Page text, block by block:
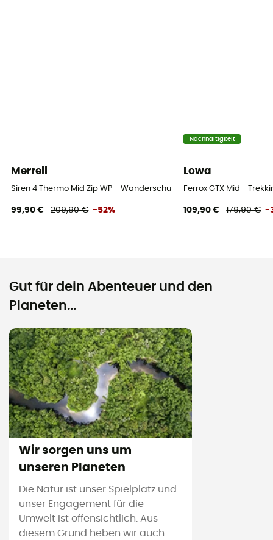
Merrell
Siren 4 Thermo Mid Zip WP - Wanderschuhe - Damen
99,90 € 209,90 € -52%
Nachhaltigkeit
Lowa
Ferrox GTX Mid -
109,90 € 179,90 € -
Gut für dein Abenteuer und den
Planeten...
Wir sorgen uns um
unseren Planeten
Die Natur ist unser Spielplatz und
unser Engagement für die
Umwelt ist offensichtlich. Aus
diesem Grund heben wir auch